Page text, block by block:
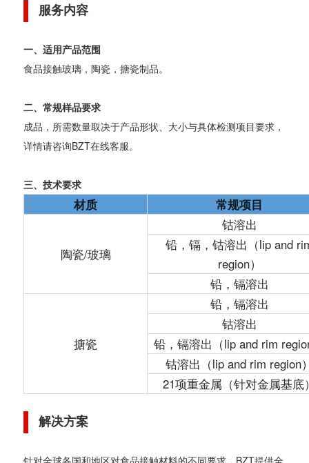
服务内容
一、适用产品范围
食品接触玻璃，陶瓷，搪瓷制品。
二、常规样品要求
成品，所需数量取决于产品形状、大小与具体检测项目要求，
详情请咨询BZT在线客服。
三、技术要求
材质 常规项目
陶瓷/玻璃
钴溶出
铅，镉，钴溶出（lip and
region）
铅，镉溶出
搪瓷
铅，镉溶出
钴溶出
铅，镉溶出（lip and rim
钴溶出（lip and rim region
21项重金属（针对金属基底
解决方案